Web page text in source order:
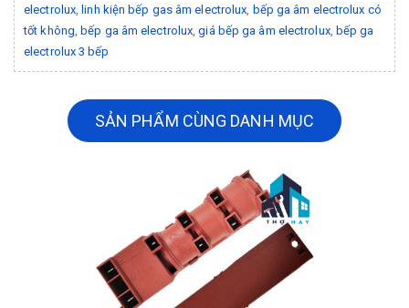
electrolux ,linh kiện bếp gas âm electrolux bếp ga âm electrolux có
tốt không ,bếp ga âm electrolux ,giá bếp ga âm electrolux, bếp ga
electrolux 3 bếp
SẢN PHẨM CÙNG DANH MỤC